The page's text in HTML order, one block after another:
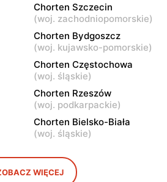
Warszawa, ul. Trocka 10D
Chorten
27 lok.100/103
Chorten
Warszawa, ul. Synów Pułku
15c
Warszawa, ul. Radiowa 18
Chorten Szczecin
(woj. zachodniopomorskie)
Chorten Bydgoszcz
(woj. kujawsko-pomorskie)
Chorten Częstochowa
(woj. śląskie)
Chorten Rzeszów
(woj. podkarpackie)
Chorten Bielsko-Biała
(woj. śląskie)
WIĘCEJ